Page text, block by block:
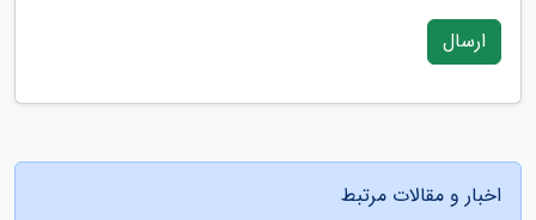
ارسال
اخبار و مقالات مرتبط